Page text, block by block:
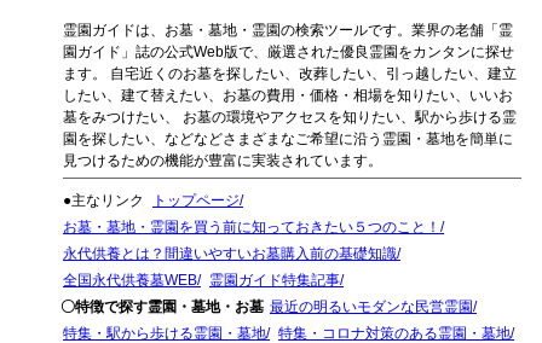
霊園ガイドは、お墓・墓地・霊園の検索ツールです。業界の老舗「霊
園ガイド」誌の公式Web版で、厳選された優良霊園をカンタンに探せ
ます。 自宅近くのお墓を探したい、改葬したい、引っ越したい、建立
したい、建て替えたい、お墓の費用・価格・相場を知りたい、いいお
墓をみつけたい、 お墓の環境やアクセスを知りたい、駅から歩ける霊
園を探したい、などなどさまざまなご希望に沿う霊園・墓地を簡単に
見つけるための機能が豊富に実装されています。
●主なリンク
トップページ
お墓・墓地・霊園を買う前に知っておきたい５つのこと！
永代供養とは？間違いやすいお墓購入前の基礎知識
全国永代供養墓WEB
霊園ガイド特集記事
〇特徴で探す霊園・墓地・お墓 最近の明るいモダンな民営霊園
特集・駅から歩ける霊園・墓地
特集・コロナ対策のある霊園・墓地